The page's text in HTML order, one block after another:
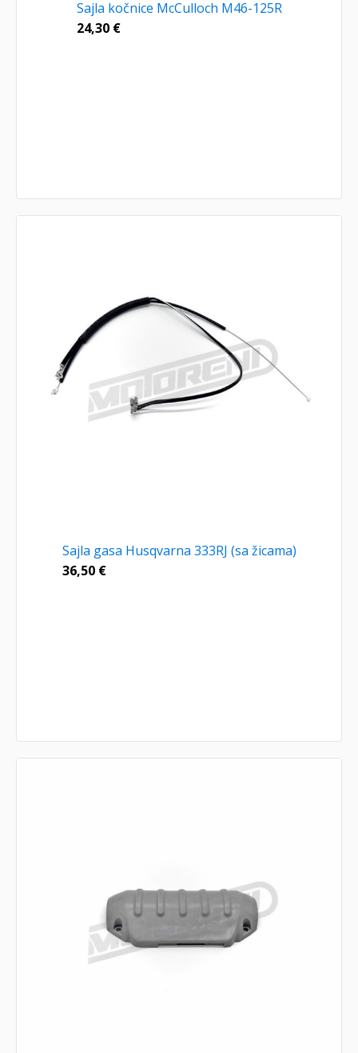
Sajla kočnice McCulloch M46-125R
24,30 €
Sajla gasa Husqvarna 333RJ (sa žicama)
36,50 €